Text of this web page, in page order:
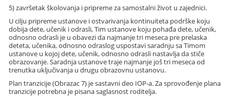
5) završetak školovanja i pripreme za samostalni život u zajednici.
U cilju pripreme ustanove i ostvarivanja kontinuiteta podrške koju
dobija dete, učenik i odrasli, Tim ustanove koju pohađa dete, učenik,
odnosno odrasli je u obavezi da najmanje tri meseca pre prelaska
deteta, učenika, odnosno odraslog uspostavi saradnju sa Timom
ustanove u kojoj dete, učenik, odnosno odrasli nastavlja da stiče
obrazovanje. Saradnja ustanove traje najmanje još tri meseca od
trenutka uključivanja u drugu obrazovnu ustanovu.
Plan tranzicije (Obrazac 7) je sastavni deo IOP-a. Za sprovođenje plana
tranzicije potrebna je pisana saglasnost roditelja.